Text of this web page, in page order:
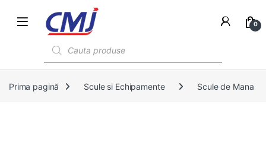
0
Prima pagină Scule si Echipamente Scule de Mana